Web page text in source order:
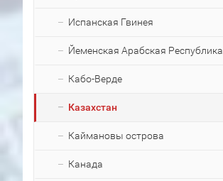
Испанская Гвинея
Йеменская Арабская Республика
Кабо-Верде
Казахстан
Каймановы острова
Канада